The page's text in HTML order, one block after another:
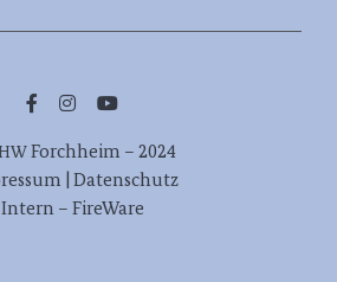
Forch­heim – 2024
| Datenschutz
Intern – FireWare